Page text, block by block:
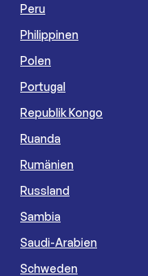
Peru
Philippinen
Polen
Portugal
Republik Kongo
Ruanda
Rumänien
Russland
Sambia
Saudi-Arabien
Schweden